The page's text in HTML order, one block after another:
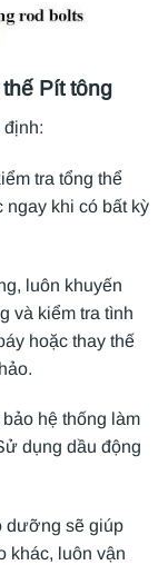
Pít tông
tra tổng thể
ngay khi có bất kỳ
luôn khuyến
và kiểm tra tình
hoặc thay thế
hệ thống làm
dụng dầu động
dưỡng sẽ giúp
khác, luôn vận